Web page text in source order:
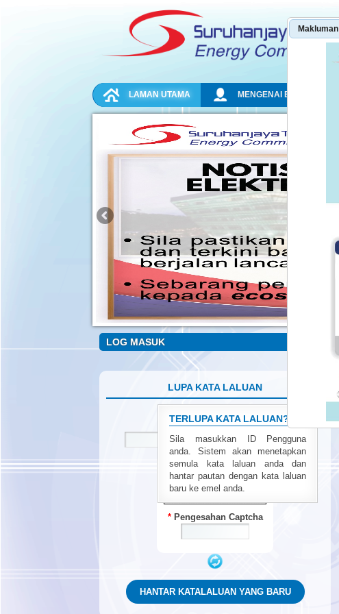
NAVIGATION
LAMAN UTAMA MENGENAI ECOS
LOG MASUK
LUPA KATA LALUAN
ID Pengguna
Pengesahan Captcha
TERLUPA KATA LALUAN?
Sila masukkan ID Pengguna
anda. Sistem akan menetapkan
semula kata laluan anda dan
hantar pautan dengan kata laluan
baru ke emel anda.
Makluman